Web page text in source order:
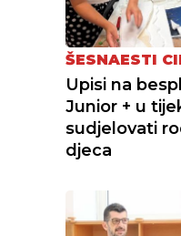
ŠESNAESTI
Upisi na
Junior + u
sudjelovati
djeca